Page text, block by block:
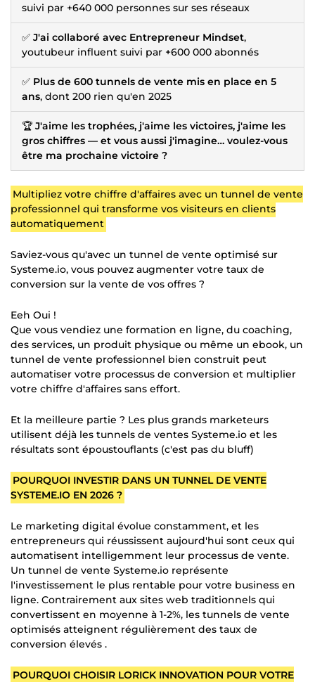
suivi par +640 000 personnes sur ses réseaux
✅ J'ai collaboré avec Entrepreneur Mindset,
youtubeur influent suivi par +600 000 abonnés
✅ Plus de 600 tunnels de vente mis en place en 5
ans, dont 200 rien qu'en 2025
🏆 J'aime les trophées, j'aime les victoires, j'aime les
gros chiffres — et vous aussi j'imagine… voulez-vous
être ma prochaine victoire ?
Multipliez votre chiffre d'affaires avec un tunnel de vente
professionnel qui transforme vos visiteurs en clients
automatiquement
Saviez-vous qu'avec un tunnel de vente optimisé sur
Systeme.io, vous pouvez augmenter votre taux de
conversion sur la vente de vos offres ?
Eeh Oui !
Que vous vendiez une formation en ligne, du coaching,
des services, un produit physique ou même un ebook, un
tunnel de vente professionnel bien construit peut
automatiser votre processus de conversion et multiplier
votre chiffre d'affaires sans effort.
Et la meilleure partie ? Les plus grands marketeurs
utilisent déjà les tunnels de ventes Systeme.io et les
résultats sont époustouflants (c'est pas du bluff)
POURQUOI INVESTIR DANS UN TUNNEL DE VENTE
SYSTEME.IO EN 2026 ?
Le marketing digital évolue constamment, et les
entrepreneurs qui réussissent aujourd'hui sont ceux qui
automatisent intelligemment leur processus de vente.
Un tunnel de vente Systeme.io représente
l'investissement le plus rentable pour votre business en
ligne. Contrairement aux sites web traditionnels qui
convertissent en moyenne à 1-2%, les tunnels de vente
optimisés atteignent régulièrement des taux de
conversion élevés .
POURQUOI CHOISIR LORICK INNOVATION POUR VOTRE